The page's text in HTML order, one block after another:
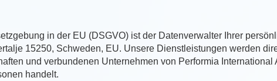
in der EU (DSGVO) ist der Datenverwalter Ihrer
15250, Schweden, EU. Unsere Dienstleistungen werden
und verbundenen Unternehmen von Performia
handelt.